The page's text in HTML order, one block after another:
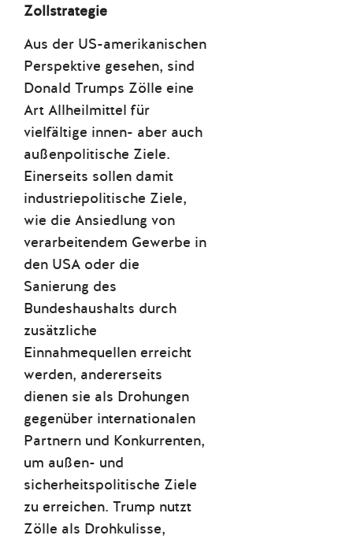
Zollstrategie
Aus der US-amerikanischen
Perspektive gesehen, sind
Donald Trumps Zölle eine
Art Allheilmittel für
vielfältige innen- aber auch
außenpolitische Ziele.
Einerseits sollen damit
industriepolitische Ziele,
wie die Ansiedlung von
verarbeitendem Gewerbe in
den USA oder die
Sanierung des
Bundeshaushalts durch
zusätzliche
Einnahmequellen erreicht
werden, andererseits
dienen sie als Drohungen
gegenüber internationalen
Partnern und Konkurrenten,
um außen- und
sicherheitspolitische Ziele
zu erreichen. Trump nutzt
Zölle als Drohkulisse,